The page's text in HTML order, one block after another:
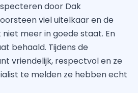
door Dak
viel uitelkaar en de
meer in goede staat. En
behaald. Tijdens de
vriendelijk, respectvol en ze
te melden ze hebben echt